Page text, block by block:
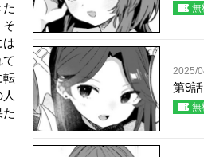
は
転
無
2025/
第9話
無